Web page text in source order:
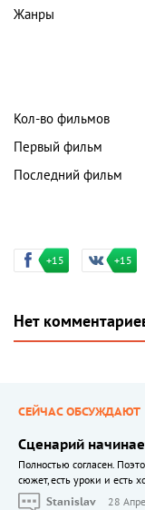
Жанры
Кол-во фильмов
Первый фильм
Последний фильм
+15 +15
Нет
СЕЙЧАС ОБСУЖДАЮТ
Сценарий
Полностью согласен.
сюжет, есть уроки и есть
Stanislav
28